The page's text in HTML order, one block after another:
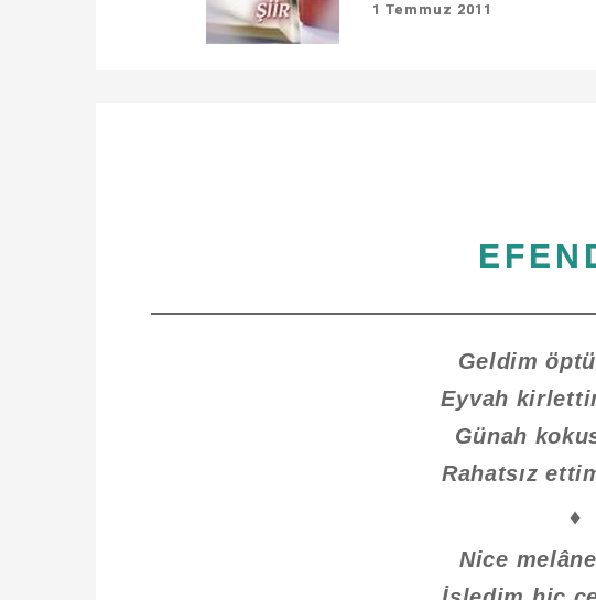
1 Temmuz 2011
Geldim
Eyvah
Günah
Rahatsız
♦
Nice